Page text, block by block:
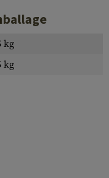
kg
kg